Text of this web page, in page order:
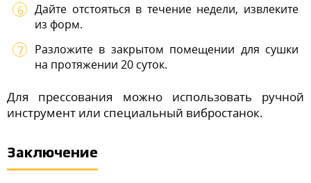
Дайте отстояться в течение недели, извлеките
из форм.
Разложите в закрытом помещении для сушки
на протяжении 20 суток.
Для прессования можно использовать ручной
инструмент или специальный вибростанок.
Заключение